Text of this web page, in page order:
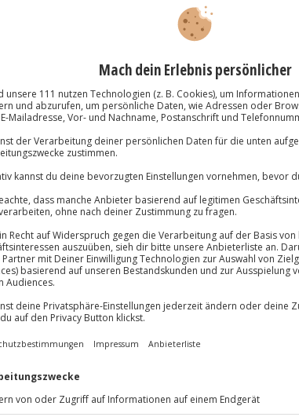
-
Wein-Profi
während des Seminars
übertragbar.
Wein!
Sie die Welt der Aromen und
die Grundlagen der
und erfahren mehr zu
hochwertigen Auswahl von
Ihre Sensorik und entdecken,
ausmachen.
und entdecken Sie Ihre